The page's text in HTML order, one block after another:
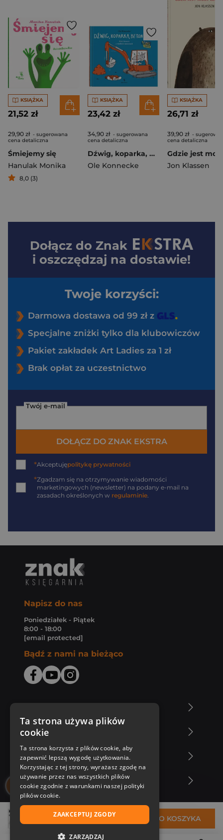
32,69 zł DO KOSZYKA
KSIĄŻKA
21,52 zł
29,90 zł - sugerowana
cena detaliczna
Śmiejemy się
Hanulak Monika
8,0 (3)
KSIĄŻKA
23,42 zł
34,90 zł - sugerowana
cena detaliczna
Dźwig, koparka, betoniarka
Ole Konnecke
KSIĄŻKA
26,71 zł
39,90 zł -
cena detaliczna
Jon Klassen
Dołącz do Znak
i oszczędzaj na dostawie!
Twoje korzyści:
Darmowa dostawa od 99 zł z
Specjalne zniżki tylko dla klubowiczów
Pakiet zakładek Art Ladies za 1 zł
Brak opłat za uczestnictwo
Twój e-mail
DOŁĄCZ DO ZNAK EKSTRA
*Akceptujępolitykę prywatności
*Zgadzam się na otrzymywanie wiadomości
marketingowych (newsletter) na podany e-mail na
zasadach określonych w regulaminie
Napisz do nas
Poniedziałek - Piątek
8:00 - 18:00
[email protected]
Bądź z nami na bieżąco
Zakupy u nas
Nasza oferta
Nasi autorzy
Ta strona używa plików
cookie
Ta strona korzysta z plików cookie, aby
zapewnić lepszą wygodę użytkowania.
Korzystając z tej strony, wyrażasz zgodę na
używanie przez nas wszystkich plików
cookie zgodnie z warunkami naszej polityki
plików cookie.
ZAAKCEPTUJ ZGODY
ZARZĄDZAJ